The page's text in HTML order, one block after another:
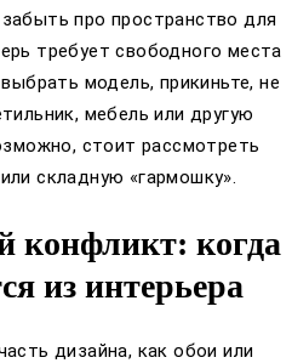
про пространство для
требует свободного места
модель, прикиньте, не
мебель или другую
стоит рассмотреть
складную «гармошку».
конфликт: когда
из интерьера
дизайна, как обои или